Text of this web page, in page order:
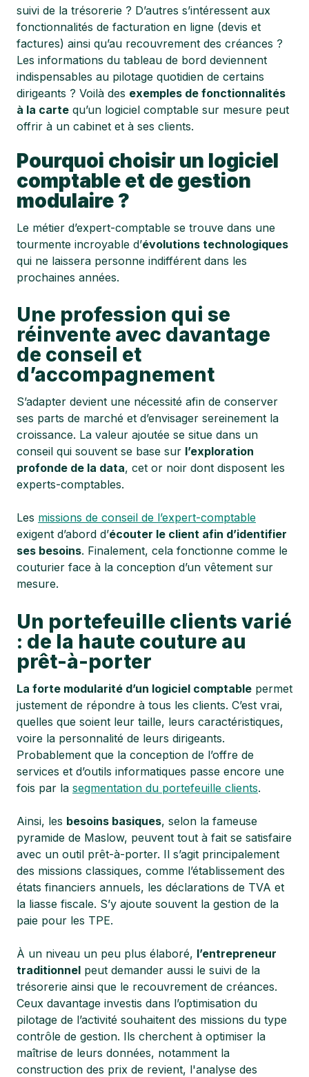
suivi de la trésorerie ? D’autres s’intéressent aux
fonctionnalités de facturation en ligne (devis et
factures) ainsi qu’au recouvrement des créances ?
Les informations du tableau de bord deviennent
indispensables au pilotage quotidien de certains
dirigeants ? Voilà des exemples de fonctionnalités
à la carte qu’un logiciel comptable sur mesure peut
offrir à un cabinet et à ses clients.
Pourquoi choisir un logiciel
comptable et de gestion
modulaire ?
Le métier d’expert-comptable se trouve dans une
tourmente incroyable d’évolutions technologiques
qui ne laissera personne indifférent dans les
prochaines années.
Une profession qui se
réinvente avec davantage
de conseil et
d’accompagnement
S’adapter devient une nécessité afin de conserver
ses parts de marché et d’envisager sereinement la
croissance. La valeur ajoutée se situe dans un
conseil qui souvent se base sur l’exploration
profonde de la data, cet or noir dont disposent les
experts-comptables.
Les missions de conseil de l’expert-comptable
exigent d’abord d’écouter le client afin d’identifier
ses besoins. Finalement, cela fonctionne comme le
couturier face à la conception d’un vêtement sur
mesure.
Un portefeuille clients varié
: de la haute couture au
prêt-à-porter
La forte modularité d’un logiciel comptable permet
justement de répondre à tous les clients. C’est vrai,
quelles que soient leur taille, leurs caractéristiques,
voire la personnalité de leurs dirigeants.
Probablement que la conception de l’offre de
services et d’outils informatiques passe encore une
fois par la segmentation du portefeuille clients.
Ainsi, les besoins basiques, selon la fameuse
pyramide de Maslow, peuvent tout à fait se satisfaire
avec un outil prêt-à-porter. Il s’agit principalement
des missions classiques, comme l’établissement des
états financiers annuels, les déclarations de TVA et
la liasse fiscale. S’y ajoute souvent la gestion de la
paie pour les TPE.
À un niveau un peu plus élaboré, l’entrepreneur
traditionnel peut demander aussi le suivi de la
trésorerie ainsi que le recouvrement de créances.
Ceux davantage investis dans l’optimisation du
pilotage de l’activité souhaitent des missions du type
contrôle de gestion. Ils cherchent à optimiser la
maîtrise de leurs données, notamment la
construction des prix de revient, l'analyse des